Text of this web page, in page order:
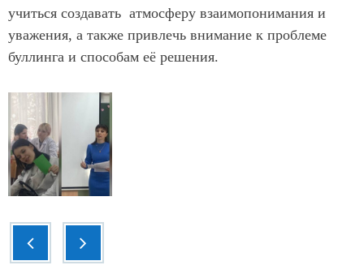
учиться создавать атмосферу взаимопонимания и
уважения, а также привлечь внимание к проблеме
буллинга и способам её решения.